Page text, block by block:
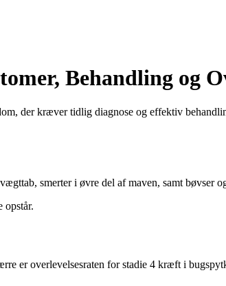
Behandling og
der kræver tidlig diagnose og effektiv
smerter i øvre del af maven, samt bøvser
opstår.
er overlevelsesraten for stadie 4 kræft i